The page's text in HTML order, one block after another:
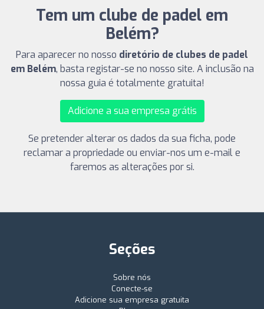
Tem um clube de padel em
Belém?
Para aparecer no nosso diretório de clubes de padel
em Belém, basta registar-se no nosso site. A inclusão na
nossa guia é totalmente gratuita!
Adicione a sua empresa grátis
Se pretender alterar os dados da sua ficha, pode
reclamar a propriedade ou enviar-nos um e-mail e
faremos as alterações por si.
Seções
Sobre nós
Conecte-se
Adicione sua empresa gratuita